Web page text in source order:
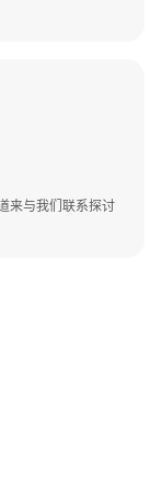
来与我们联系探讨